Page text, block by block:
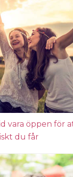
vara öppen för
du får